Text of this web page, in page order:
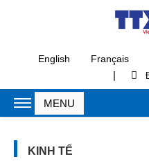
English Français
|
KINH TẾ